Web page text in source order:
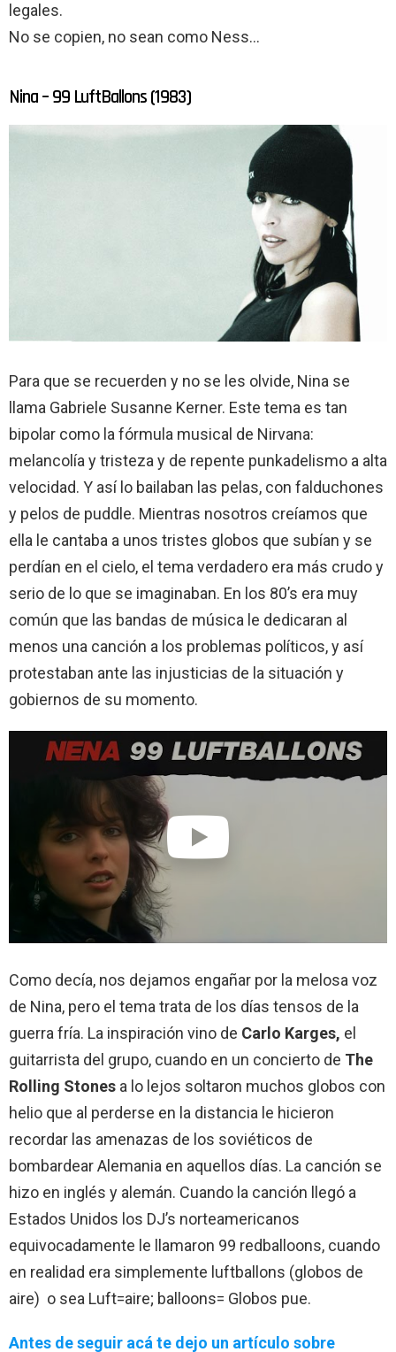
legales.
No se copien, no sean como Ness…
Nina – 99 LuftBallons (1983)
Para que se recuerden y no se les olvide, Nina se
llama Gabriele Susanne Kerner. Este tema es tan
bipolar como la fórmula musical de Nirvana:
melancolía y tristeza y de repente punkadelismo a alta
velocidad. Y así lo bailaban las pelas, con falduchones
y pelos de puddle. Mientras nosotros creíamos que
ella le cantaba a unos tristes globos que subían y se
perdían en el cielo, el tema verdadero era más crudo y
serio de lo que se imaginaban. En los 80’s era muy
común que las bandas de música le dedicaran al
menos una canción a los problemas políticos, y así
protestaban ante las injusticias de la situación y
gobiernos de su momento.
Como decía, nos dejamos engañar por la melosa voz
de Nina, pero el tema trata de los días tensos de la
guerra fría. La inspiración vino de Carlo Karges, el
guitarrista del grupo, cuando en un concierto de The
Rolling Stones a lo lejos soltaron muchos globos con
helio que al perderse en la distancia le hicieron
recordar las amenazas de los soviéticos de
bombardear Alemania en aquellos días. La canción se
hizo en inglés y alemán. Cuando la canción llegó a
Estados Unidos los DJ’s norteamericanos
equivocadamente le llamaron 99 redballoons, cuando
en realidad era simplemente luftballons (globos de
aire) o sea Luft=aire; balloons= Globos pue.
Antes de seguir acá te dejo un artículo sobre